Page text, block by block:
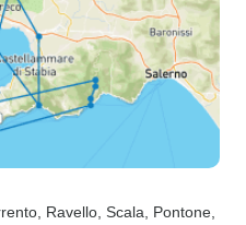
, Ravello , Scala , Pontone